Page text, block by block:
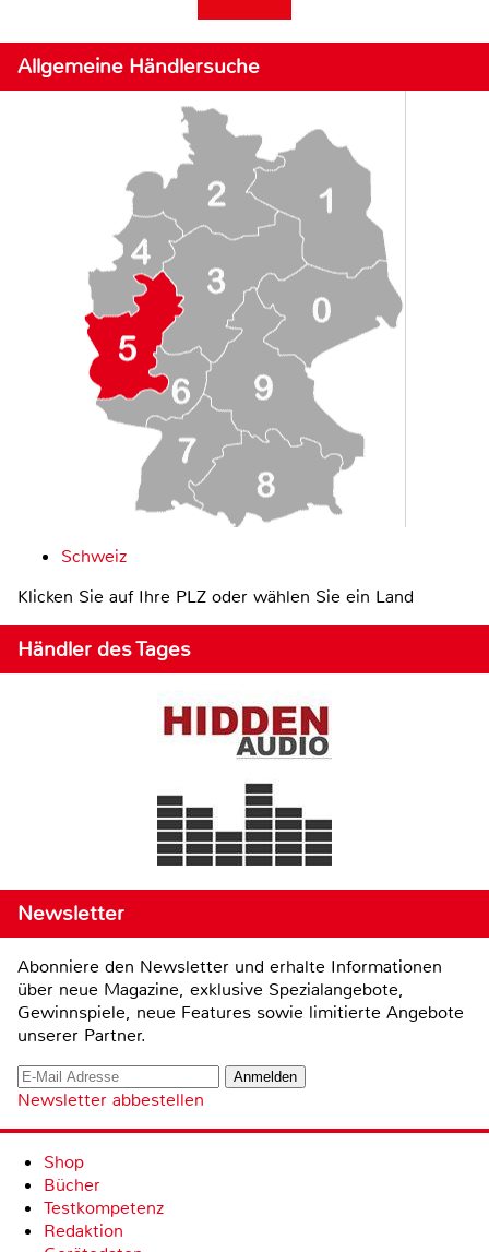
Allgemeine Händlersuche
Schweiz
Klicken Sie auf Ihre PLZ oder wählen Sie ein Land
Händler des Tages
Newsletter
Abonniere den Newsletter und erhalte Informationen
über neue Magazine, exklusive Spezialangebote,
Gewinnspiele, neue Features sowie limitierte Angebote
unserer Partner.
Newsletter abbestellen
Shop
Bücher
Testkompetenz
Redaktion